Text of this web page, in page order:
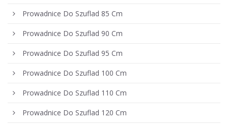
Prowadnice Do Szuflad 85 Cm
Prowadnice Do Szuflad 90 Cm
Prowadnice Do Szuflad 95 Cm
Prowadnice Do Szuflad 100 Cm
Prowadnice Do Szuflad 110 Cm
Prowadnice Do Szuflad 120 Cm